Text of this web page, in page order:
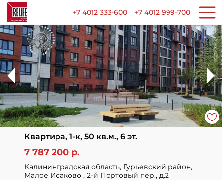
+7 4012 333-600 +7 4012 999-700
Квартира, 1-к, 50 кв.м., 6 эт.
7 787 200 р.
Калининградская область, Гурьевский район,
Малое Исаково , 2-й Портовый пер., д.2